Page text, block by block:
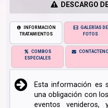
DESCARGO
INFORMACIÓN
TRATAMIENTOS
GALERÍAS DE
FOTOS
COMBOS
ESPECIALES
Esta información es
una obligación con
eventos